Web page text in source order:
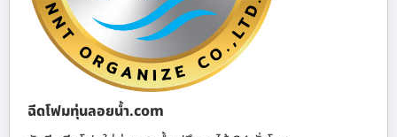
ฉีดโฟมทุ่นลอยน้ำ.com